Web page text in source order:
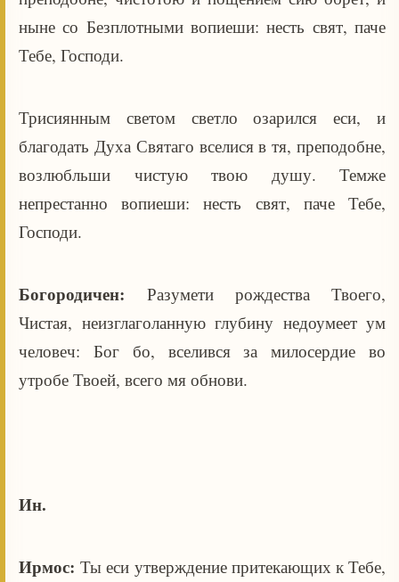
ныне со Безплотными вопиеши: несть свят, паче
Тебе, Господи.
Трисиянным светом светло озарился еси, и
благодать Духа Святаго вселися в тя, преподобне,
возлюбльши чистую твою душу. Темже
непрестанно вопиеши: несть свят, паче Тебе,
Господи.
Богородичен: Разумети рождества Твоего,
Чистая, неизглаголанную глубину недоумеет ум
человеч: Бог бо, вселився за милосердие во
утробе Твоей, всего мя обнови.
Ин.
Ирмос:Ты еси утверждение притекающих к Тебе,